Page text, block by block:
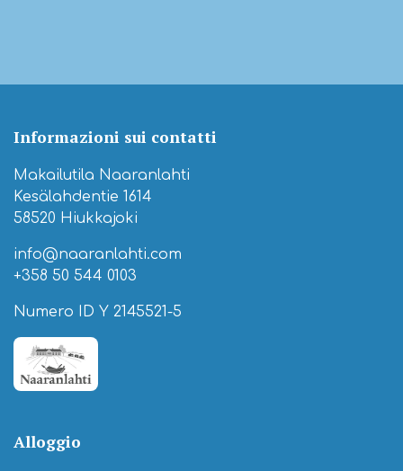
Informazioni sui contatti
Makailutila Naaranlahti
Kesälahdentie 1614
58520 Hiukkajoki
info@naaranlahti.com
+358 50 544 0103
Numero ID Y 2145521-5
Alloggio